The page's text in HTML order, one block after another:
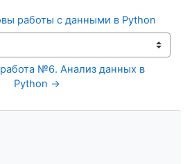
работы с данными в Python
№6. Анализ данных в
Python →